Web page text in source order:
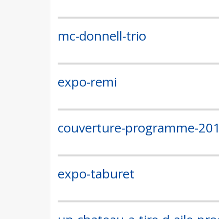
mc-donnell-trio
expo-remi
couverture-programme-
expo-taburet